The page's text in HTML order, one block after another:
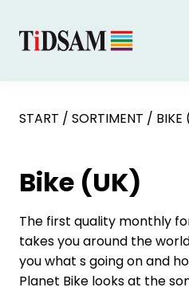
START / SORTIMENT / BIKE
Bike (UK)
The first quality monthly
takes you around the
you what s going on and
Planet Bike looks at the